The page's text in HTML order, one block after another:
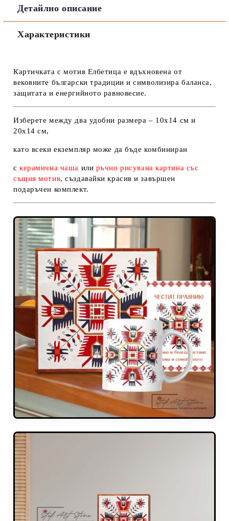
Ние ще се свържем с вас в рамките на работния ден.
Детайлно описание
Характеристики
Картичката с мотив Елбетица е вдъхновена от
вековните български традиции и символизира баланса,
защитата и енергийното равновесие.
Изберете между два удобни размера – 10x14 см и
20x14 см,
като всеки екземпляр може да бъде комбиниран
скерамична чаша или ръчно рисувана картина със
същия мотив, създавайки красив и завършен
подаръчен комплект.